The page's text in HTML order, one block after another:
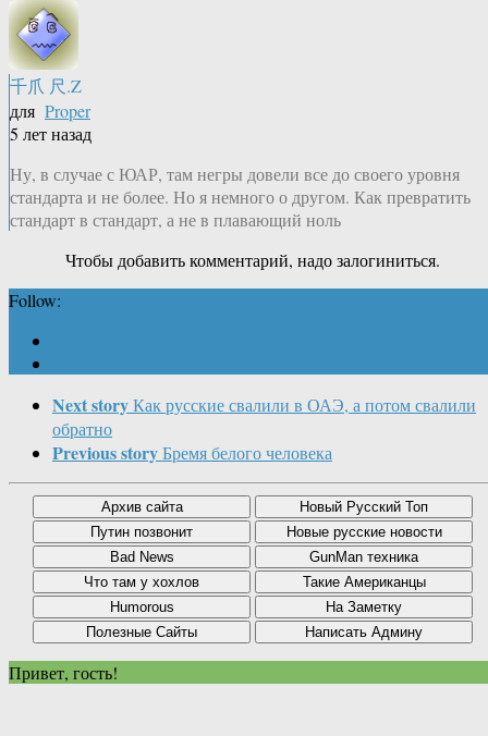
千爪 尺.Z
для Proper
5 лет назад
Ну, в случае с ЮАР, там негры довели все до своего уровня
стандарта и не более. Но я немного о другом. Как превратить
стандарт в стандарт, а не в плавающий ноль
Чтобы добавить комментарий, надо залогиниться.
Follow:
Next storyКак русские свалили в ОАЭ, а потом свалили
обратно
Previous storyБремя белого человека
Привет, гость!